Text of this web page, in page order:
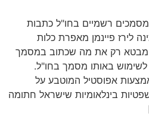
למסמכים רשמיים בחו"ל כתבות
לירז פיינמן מאפרת כלות
מבטא רק את מה שכתוב במסמך
באותו מסמך בחו"ל.
אפוסטיל המוטבע על
בינלאומיות שישראל חתומה